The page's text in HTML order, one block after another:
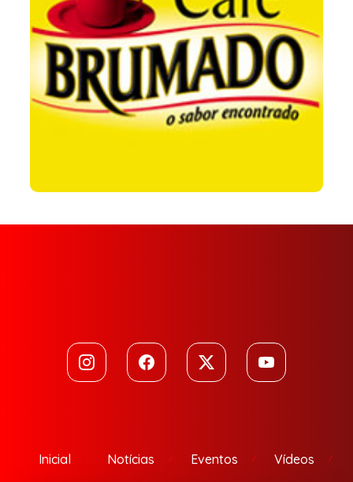
Inicial Notícias Eventos Vídeos